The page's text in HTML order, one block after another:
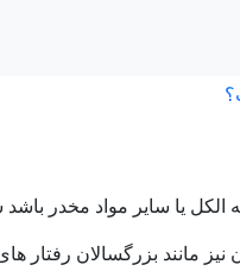
یا سایر مواد مخدر باشد
نیز مانند بزرگسالان رفتار